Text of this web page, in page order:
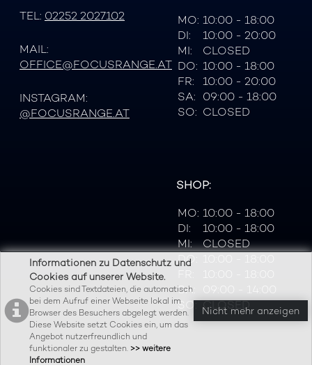
Informationen zu Datenschutz und
Cookies auf unserer Website.
Cookies sind Textdateien, die automatisch
bei dem Aufruf einer Webseite lokal im
Browser des Besuchers abgelegt werden.
Diese Website setzt Cookies ein, um das
Angebot nutzerfreundlich und
funktionaler zu gestalten. >> weitere
Informationen
Nicht mehr anzeigen
TEL: 02252 2027102
MAIL:
OFFICE@FOCUSRANGE.AT
INSTAGRAM:
@FOCUSRANGE.AT
MO: 10:00 - 18:00
DI:
10:00 - 20:00
MI:
CLOSED
DO: 10:00 - 18:00
FR:
10:00 - 20:00
SA: 09:00 - 18:00
SO: CLOSED
SHOP:
MO: 10:00 - 18:00
DI:
10:00 - 18:00
MI:
CLOSED
DO:
SA:
09:00 - 14:00
SO: CLOSED